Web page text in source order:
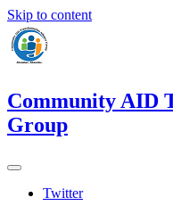
Skip to content
Community AID
Group
Twitter